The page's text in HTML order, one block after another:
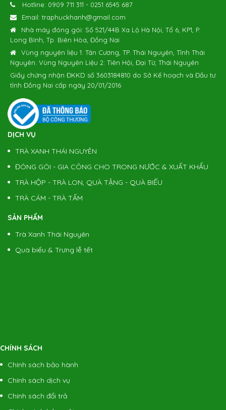
Hotline: 0909 711 311 - 0251 6545 687
Email: traphuckhanh@gmail.com
Nhà máy đóng gói: Số 521/44B Xa Lộ Hà Nội, Tổ 6, KP1, P.
Long Bình, Tp. Biên Hòa, Đồng Nai
Vùng nguyên liệu 1: Tân Cương, TP. Thái Nguyên, Tỉnh Thái
Nguyên. Vùng Nguyên Liệu 2: Tiên Hội, Đại Từ, Thái Nguyên
Giấy chứng nhận ĐKKD số 3603184810 do Sở Kế hoạch và Đầu tư
tỉnh Đồng Nai cấp ngày 20/01/2016
DỊCH VỤ
TRÀ XANH THÁI NGUYÊN
ĐÓNG GÓI - GIA CÔNG CHO TRONG NƯỚC & XUẤT KHẨU
TRÀ HỘP - TRÀ LON, QUÀ TẶNG - QUÀ BIẾU
TRÀ CÁM - TRÀ TẤM
SẢN PHẨM
Trà Xanh Thái Nguyên
Quà biếu & Trưng lễ tết
CHÍNH SÁCH
Chính sách bảo hành
Chính sách dịch vụ
Chính sách đổi trả